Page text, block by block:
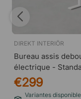
DIREKT INTERIÖR
Bureau assis
électrique -
€299
Variantes